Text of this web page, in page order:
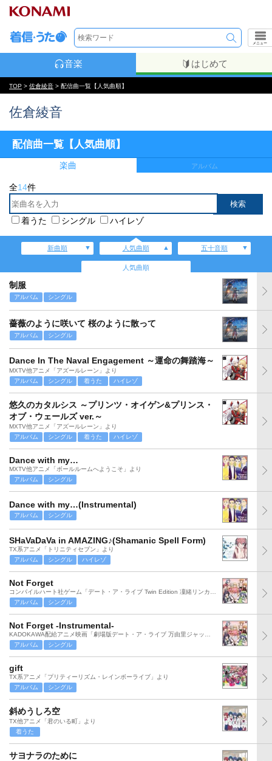
メニュー
音楽 はじめて
TOP > 佐倉綾音 > 配信曲一覧【人気曲順】
佐倉綾音
配信曲一覧【人気曲順】
楽曲 アルバム
全14件
着うた シングル ハイレゾ
新曲順 人気曲順 五十音順
人気曲順
制服
アルバム シングル
薔薇のように咲いて 桜のように散って
アルバム シングル
Dance In The Naval Engagement ～運命の舞踏海～
MXTV他アニメ「アズールレーン」より
アルバム
シングル 着うた ハイレゾ
悠久のカタルシス ～プリンツ・オイゲン&プリンス・
オブ・ウェールズ ver.～
MXTV他アニメ「アズールレーン」より
アルバム
シングル 着うた ハイレゾ
Dance with my…
MXTV他アニメ「ボールルームへようこそ」より
アルバム
シングル
Dance with my…(Instrumental)
アルバム シングル
SHaVaDaVa in AMAZING♪(Shamanic Spell Form)
TX系アニメ「トリニティセブン」より
アルバム
シングル ハイレゾ
Not Forget
アルバム
シングル
Not Forget -Instrumental-
アルバム
シングル
gift
TX系アニメ「プリティーリズム・レインボーライブ」より
アルバム
シングル
斜めうしろ空
TX他アニメ「君のいる町」より
着うた
サヨナラのために